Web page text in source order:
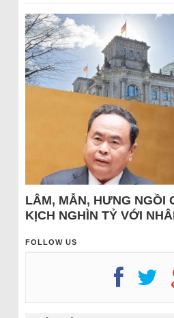
LÂM, MẪN, HƯNG NGỒI
KỊCH NGHÌN TỶ VỚI
FOLLOW US